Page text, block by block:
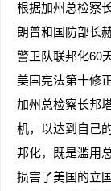
根据加州总检察
朗普和国防部长
警卫队联邦化60
美国宪法第十修正
加州总检察长邦
机，以达到自己
邦化，既是滥用
损害了美国的立国